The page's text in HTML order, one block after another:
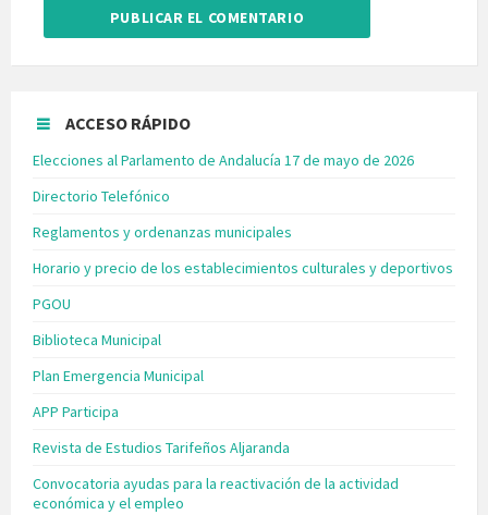
ACCESO RÁPIDO
Elecciones al Parlamento de Andalucía 17 de mayo de 2026
Directorio Telefónico
Reglamentos y ordenanzas municipales
Horario y precio de los establecimientos culturales y deportivos
PGOU
Biblioteca Municipal
Plan Emergencia Municipal
APP Participa
Revista de Estudios Tarifeños Aljaranda
Convocatoria ayudas para la reactivación de la actividad
económica y el empleo